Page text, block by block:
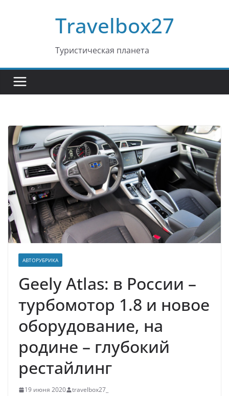
Travelbox27
Туристическая планета
АВТОРУБРИКА
Geely Atlas: в России –
турбомотор 1.8 и новое
оборудование, на
родине – глубокий
рестайлинг
19 июня 2020 travelbox27_